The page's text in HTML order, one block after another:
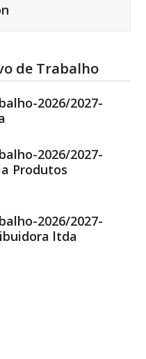
de Trabalho
2026/2027-
2026/2027-
Produtos
2026/2027-
ltda